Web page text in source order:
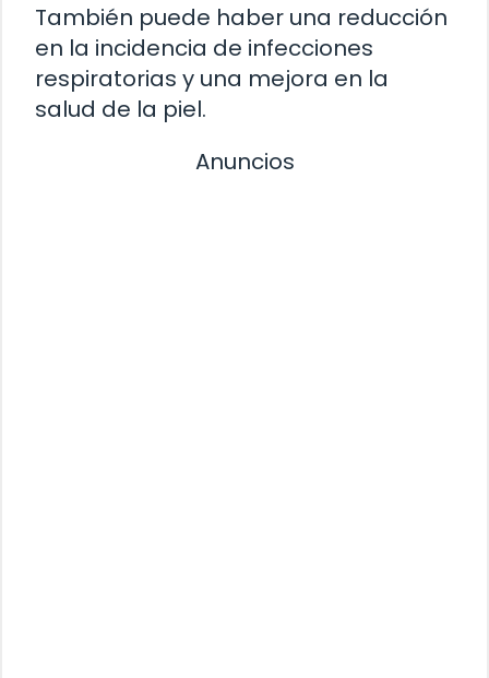
También puede haber una reducción
en la incidencia de infecciones
respiratorias y una mejora en la
salud de la piel.
Anuncios